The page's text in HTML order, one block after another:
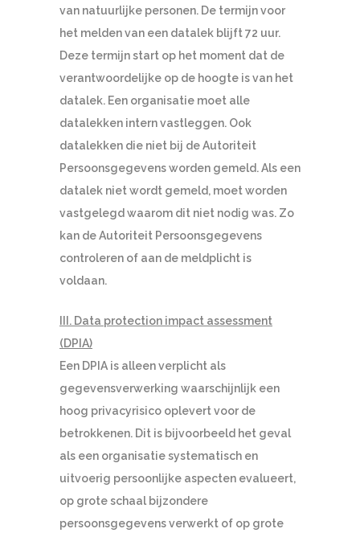
van natuurlijke personen. De termijn voor
het melden van een datalek blijft 72 uur.
Deze termijn start op het moment dat de
verantwoordelijke op de hoogte is van het
datalek. Een organisatie moet alle
datalekken intern vastleggen. Ook
datalekken die niet bij de Autoriteit
Persoonsgegevens worden gemeld. Als een
datalek niet wordt gemeld, moet worden
vastgelegd waarom dit niet nodig was. Zo
kan de Autoriteit Persoonsgegevens
controleren of aan de meldplicht is
voldaan.
III. Data protection impact assessment
(DPIA)
Een DPIA is alleen verplicht als
gegevensverwerking waarschijnlijk een
hoog privacyrisico oplevert voor de
betrokkenen. Dit is bijvoorbeeld het geval
als een organisatie systematisch en
uitvoerig persoonlijke aspecten evalueert,
op grote schaal bijzondere
persoonsgegevens verwerkt of op grote